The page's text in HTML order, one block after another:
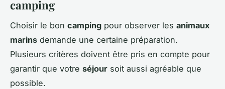
camping
Choisir le bon camping pour observer les animaux
marins demande une certaine préparation.
Plusieurs critères doivent être pris en compte pour
garantir que votre séjour soit aussi agréable que
possible.